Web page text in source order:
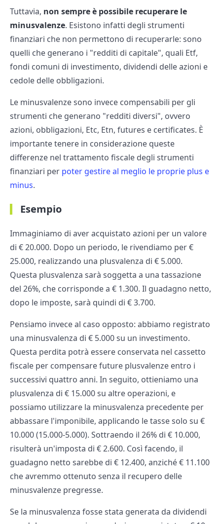
Tuttavia, non sempre è possibile recuperare le
minusvalenze. Esistono infatti degli strumenti
finanziari che non permettono di recuperarle: sono
quelli che generano i "redditi di capitale", quali Etf,
fondi comuni di investimento, dividendi delle azioni e
cedole delle obbligazioni.
Le minusvalenze sono invece compensabili per gli
strumenti che generano "redditi diversi", ovvero
azioni, obbligazioni, Etc, Etn, futures e certificates. È
importante tenere in considerazione queste
differenze nel trattamento fiscale degli strumenti
finanziari per poter gestire al meglio le proprie plus e
minus.
Esempio
Immaginiamo di aver acquistato azioni per un valore
di € 20.000. Dopo un periodo, le rivendiamo per €
25.000, realizzando una plusvalenza di € 5.000.
Questa plusvalenza sarà soggetta a una tassazione
del 26%, che corrisponde a € 1.300. Il guadagno netto,
dopo le imposte, sarà quindi di € 3.700.
Pensiamo invece al caso opposto: abbiamo registrato
una minusvalenza di € 5.000 su un investimento.
Questa perdita potrà essere conservata nel cassetto
fiscale per compensare future plusvalenze entro i
successivi quattro anni. In seguito, ottieniamo una
plusvalenza di € 15.000 su altre operazioni, e
possiamo utilizzare la minusvalenza precedente per
abbassare l'imponibile, applicando le tasse solo su €
10.000 (15.000-5.000). Sottraendo il 26% di € 10.000,
risulterà un'imposta di € 2.600. Così facendo, il
guadagno netto sarebbe di € 12.400, anziché € 11.100
che avremmo ottenuto senza il recupero delle
minusvalenze pregresse.
Se la minusvalenza fosse stata generata da dividendi